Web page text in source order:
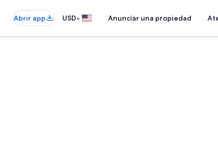
Abrir app USD• Anunciar una propiedad